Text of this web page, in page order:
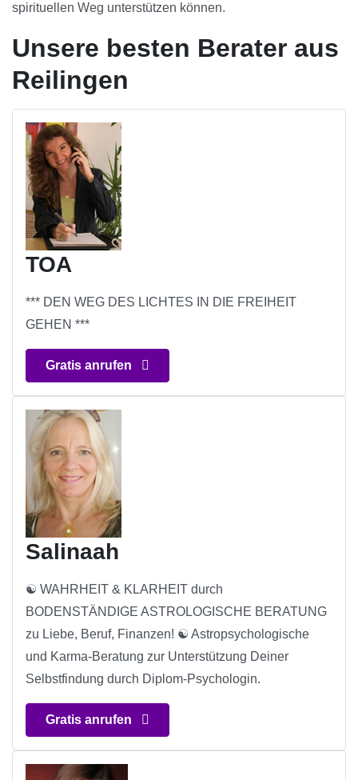
spirituellen Weg unterstützen können.
Unsere besten Berater aus
Reilingen
TOA
*** DEN WEG DES LICHTES IN DIE FREIHEIT
GEHEN ***
Gratis anrufen
Salinaah
☯ WAHRHEIT & KLARHEIT durch
BODENSTÄNDIGE ASTROLOGISCHE BERATUNG
zu Liebe, Beruf, Finanzen! ☯ Astropsychologische
und Karma-Beratung zur Unterstützung Deiner
Selbstfindung durch Diplom-Psychologin.
Gratis anrufen